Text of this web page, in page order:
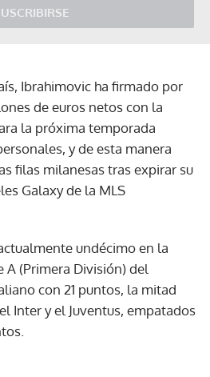
Ibrahimovic ha firmado por
de euros netos con la
la próxima temporada
y de esta manera
filas milanesas tras expirar su
Galaxy de la MLS
undécimo en la
A (Primera División) del
con 21 puntos, la mitad
Inter y el Juventus, empatados